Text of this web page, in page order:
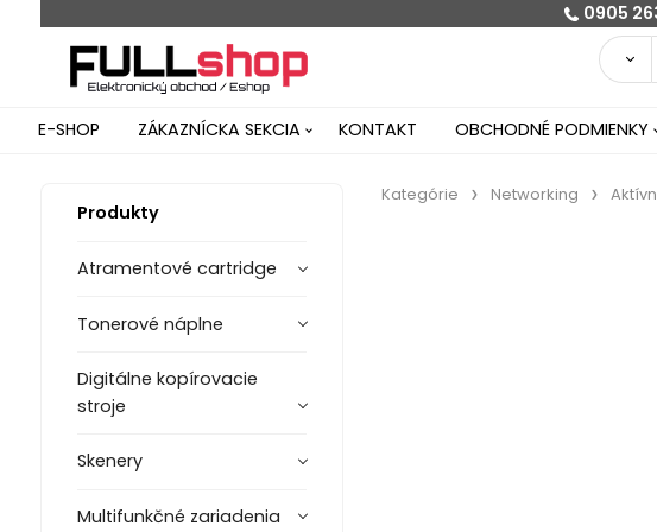
0905
E-SHOP ZÁKAZNÍCKA SEKCIA KONTAKT OBCHODNÉ PODMIENKY
Produkty
Atramentové cartridge
Tonerové náplne
Digitálne kopírovacie
stroje
Skenery
Multifunkčné zariadenia
Kategórie Networking